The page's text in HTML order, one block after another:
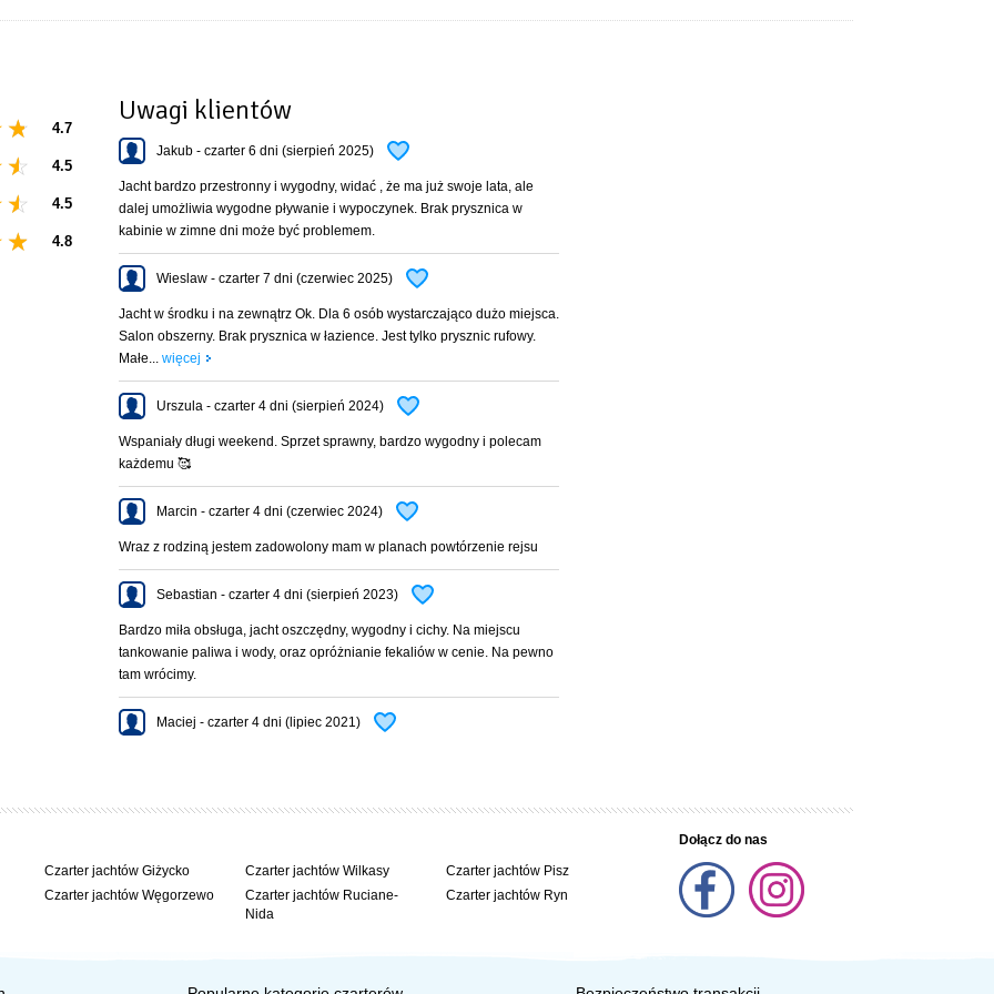
4.7
4.5
4.5
4.8
Uwagi klientów
Jakub - czarter 6 dni (sierpień 2025)
Jacht bardzo przestronny i wygodny, widać , że ma już swoje lata, ale
dalej umożliwia wygodne pływanie i wypoczynek. Brak prysznica w
kabinie w zimne dni może być problemem.
Wieslaw - czarter 7 dni (czerwiec 2025)
Jacht w środku i na zewnątrz Ok. Dla 6 osób wystarczająco dużo miejsca.
Salon obszerny. Brak prysznica w łazience. Jest tylko prysznic rufowy.
Małe... więcej
Urszula - czarter 4 dni (sierpień 2024)
Wspaniały długi weekend. Sprzet sprawny, bardzo wygodny i polecam
każdemu 🥰
Marcin - czarter 4 dni (czerwiec 2024)
Wraz z rodziną jestem zadowolony mam w planach powtórzenie rejsu
Sebastian - czarter 4 dni (sierpień 2023)
Bardzo miła obsługa, jacht oszczędny, wygodny i cichy. Na miejscu
tankowanie paliwa i wody, oraz opróżnianie fekaliów w cenie. Na pewno
tam wrócimy.
Maciej - czarter 4 dni (lipiec 2021)
Czarter jachtów Giżycko
Czarter jachtów Węgorzewo
Czarter jachtów Wilkasy
Czarter jachtów Ruciane-
Nida
Czarter jachtów Pisz
Czarter jachtów Ryn
Dołącz do nas